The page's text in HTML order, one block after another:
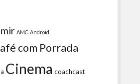
AMC Android
com Porrada
Cinema coachcast